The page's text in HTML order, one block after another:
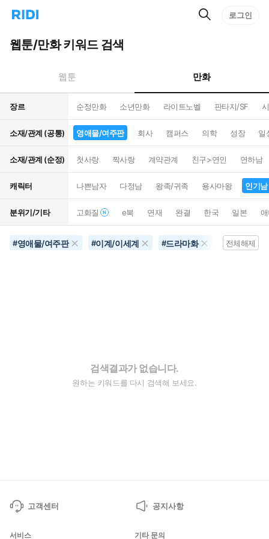
리
홈
으
턴
트
검
로그인
웹툰/만화 키워드 검색
웹툰 만화
장르 순정만화 소년만화 라이트노벨 판타지/SF
소재/관계 (공통) 영애물/여주판 회사 캠퍼스 의학 성장 일
소재/관계 (순정) 첫사랑 짝사랑 계약관계 친구>연인 연하남
캐릭터 나쁜남자 다정남 왕족/귀족 용사마왕 인기남
분위기/기타 고화질 e북 연재 완결 한국 일본
#영애물/여주판 #이계/이세계 #드라마화 별점100개
전체해제
검색결과가 없습니다.
원하는 키워드를 다시 검색해 보세요.
고객센터 공지사항
서비스 기타 문의